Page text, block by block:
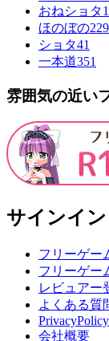
おねショタ
ほのぼの229
ショタ41
一本道351
雰囲気の近い
サインイ
フリーゲー
フリーゲー
レビュアー
よくある質
PrivacyPolicy
会社概要